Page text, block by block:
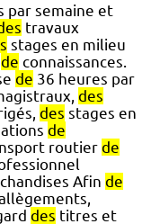
par semaine et
travaux
stages en milieu
de connaissances.
de 36 heures par
des
des stages en
de
routier de
Afin de
des titres et